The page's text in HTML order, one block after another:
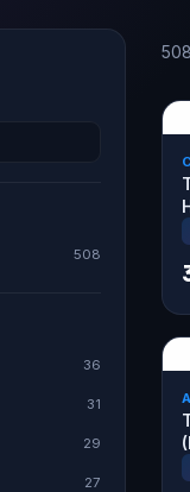
508
36
31
29
27